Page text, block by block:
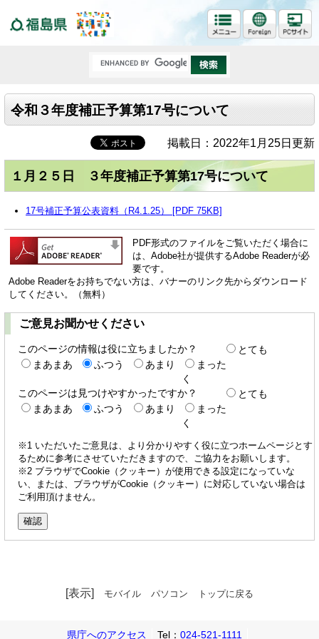
令和３年度補正予算第17号について
掲載日：2022年1月25日更新
１月２５日 ３年度補正予算第17号について
17号補正予算公表資料（R4.1.25） [PDF 75KB]
PDF形式のファイルをご覧いただく場合に
は、Adobe社が提供するAdobe Readerが必
要です。
Adobe Readerをお持ちでない方は、バナーのリンク先からダウンロード
してください。（無料）
ご意見お聞かせください
このページの情報は役に立ちましたか？
とても
まあまあ
ふつう あまり
まった
く
このページは見つけやすかったですか？
とても
まあまあ
ふつう あまり
まった
く
※1 いただいたご意見は、より分かりやすく役に立つホームページとす
るために参考にさせていただきますので、ご協力をお願いします。
※2 ブラウザでCookie（クッキー）が使用できる設定になっていな
い、または、ブラウザがCookie（クッキー）に対応していない場合は
ご利用頂けません。
[表示] モバイル パソコン トップに戻る
県庁へのアクセス Tel： 024-521-1111